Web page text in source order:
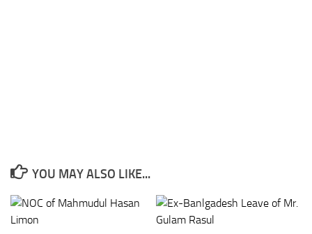
YOU MAY ALSO LIKE...